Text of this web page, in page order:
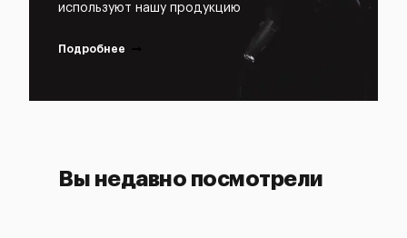
используют нашу продукцию
Подробнее
Вы недавно посмотрели